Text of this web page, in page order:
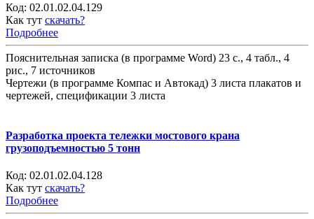
Код: 02.01.02.04.129
Как тут скачать?
Подробнее
Пояснительная записка (в программе Word) 23 с., 4 табл., 4
рис., 7 источников
Чертежи (в программе Компас и Автокад) 3 листа плакатов и
чертежей, спецификации 3 листа
Разработка проекта тележки мостового крана
грузоподъемностью 5 тонн
Код: 02.01.02.04.128
Как тут скачать?
Подробнее